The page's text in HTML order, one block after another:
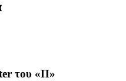
του «Π»